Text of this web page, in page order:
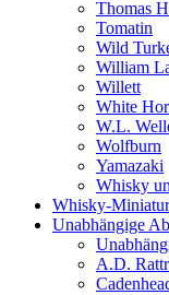
Thomas
Tomatin
Wild
William
Willett
White
W.L.
Wolfburn
Yamazaki
Whisky
Whisky-
Unabhängige
A.D.